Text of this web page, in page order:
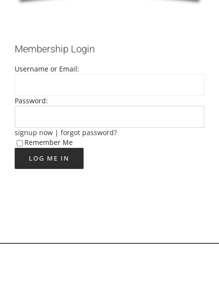
Membership Login
Username or Email:
Password:
signup now | forgot password?
Remember Me